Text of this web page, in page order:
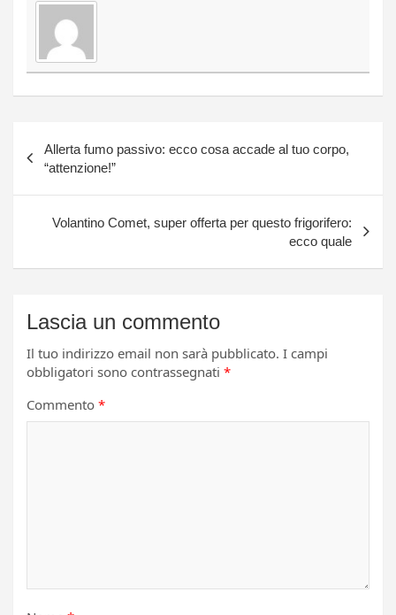
articoli
Allerta fumo passivo: ecco cosa accade al tuo corpo,
“attenzione!”
Volantino Comet, super offerta per questo frigorifero:
ecco quale
Lascia un commento
Il tuo indirizzo email non sarà pubblicato. I campi
obbligatori sono contrassegnati *
Commento *